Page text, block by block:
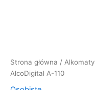
Strona główna / Alkomaty
AlcoDigital A-110